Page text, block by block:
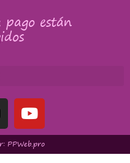
están
PPWeb.pro